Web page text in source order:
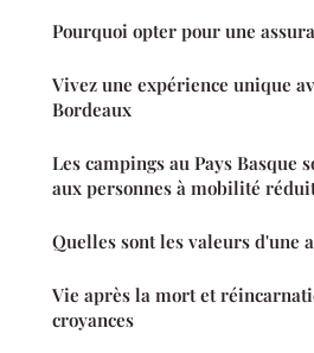
Pourquoi opter pour une
Vivez une expérience unique
Bordeaux
Les campings au Pays Basque
aux personnes à mobilité
Quelles sont les valeurs d'une
Vie après la mort et
croyances